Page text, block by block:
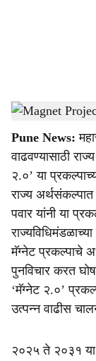
a
r
e
Magnet Project -
Pune News:
वाढवण्यासाठी
२.०’ या
राज्य
पवार यांनी या
मॅग्नेट प्रकल्पाचे
पुनविचार करत
‘मॅग्नेट २.०’
उत्पन्न वाढीस
२०२५ ते २०३१ या